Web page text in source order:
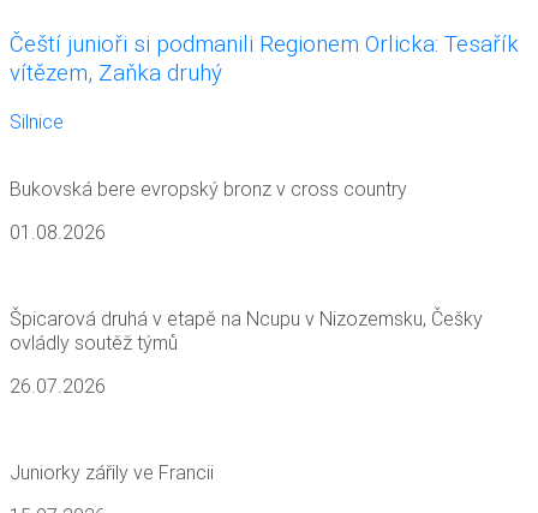
Čeští junioři si podmanili Regionem Orlicka: Tesařík
vítězem, Zaňka druhý
Silnice
Bukovská bere evropský bronz v cross country
01.08.2026
Špicarová druhá v etapě na Ncupu v Nizozemsku, Češky
ovládly soutěž týmů
26.07.2026
Juniorky zářily ve Francii